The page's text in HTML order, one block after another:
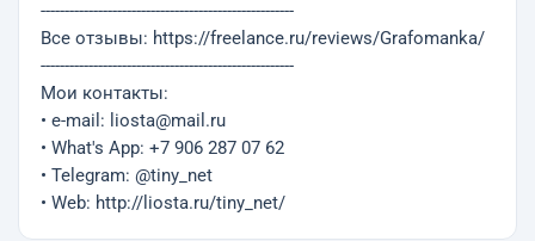
-----------------------------------------------------
Все отзывы: https://freelance.ru/reviews/Grafomanka/
-----------------------------------------------------
Мои контакты:
• e-mail: liosta@mail.ru
• What's App: +7 906 287 07 62
• Telegram: @tiny_net
• Web: http://liosta.ru/tiny_net/